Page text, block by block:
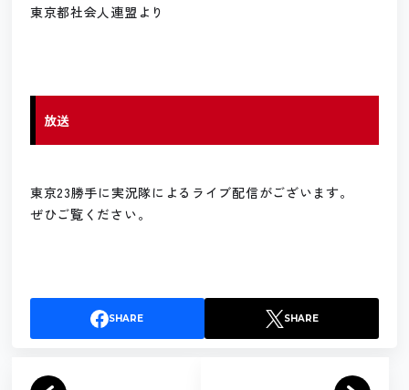
東京都社会人連盟より
放送
東京23勝手に実況隊によるライブ配信がございます。
ぜひご覧ください。
SHARE SHARE